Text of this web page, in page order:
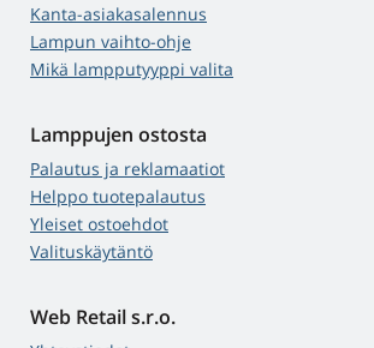
Kanta-asiakasalennus
Lampun vaihto-ohje
Mikä lampputyyppi valita
Lamppujen ostosta
Palautus ja reklamaatiot
Helppo tuotepalautus
Yleiset ostoehdot
Valituskäytäntö
Web Retail s.r.o.